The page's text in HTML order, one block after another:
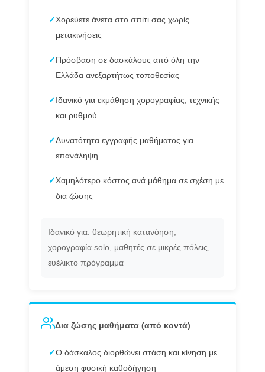
✓Χορεύετε άνετα στο σπίτι σας χωρίς
μετακινήσεις
✓ Πρόσβαση σε δασκάλους από όλη την
Ελλάδα ανεξαρτήτως τοποθεσίας
✓ Ιδανικό για εκμάθηση χορογραφίας, τεχνικής
και ρυθμού
✓Δυνατότητα εγγραφής μαθήματος για
επανάληψη
✓Χαμηλότερο κόστος ανά μάθημα σε σχέση με
δια ζώσης
Ιδανικό για: θεωρητική κατανόηση,
χορογραφία solo, μαθητές σε μικρές πόλεις,
ευέλικτο πρόγραμμα
Δια ζώσης μαθήματα (από κοντά)
✓Ο δάσκαλος διορθώνει στάση και κίνηση με
άμεση φυσική καθοδήγηση